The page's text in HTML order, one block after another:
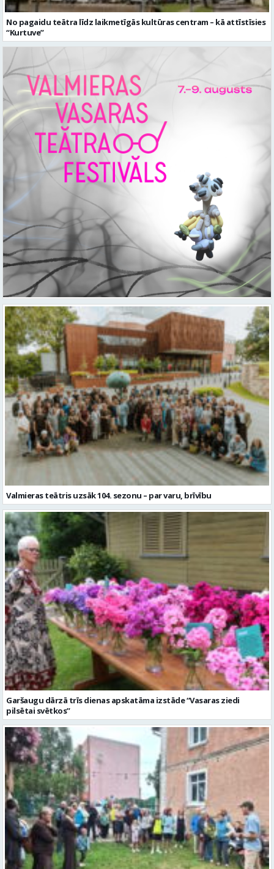
No pagaidu teātra līdz laikmetīgās kultūras centram – kā attīstīsies
“Kurtuve”
Valmieras teātris uzsāk 104. sezonu – par varu, brīvību
Garšaugu dārzā trīs dienas apskatāma izstāde “Vasaras ziedi
pilsētai svētkos”